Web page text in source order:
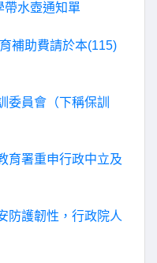
帶水壺通知單
補助費請於本(115)
委員會（下稱保訓
育署重申行政中立及
防護韌性，行政院人